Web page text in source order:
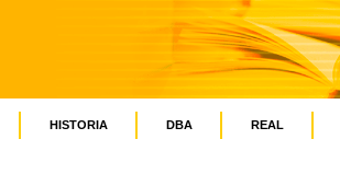
HISTORIA DBA REAL